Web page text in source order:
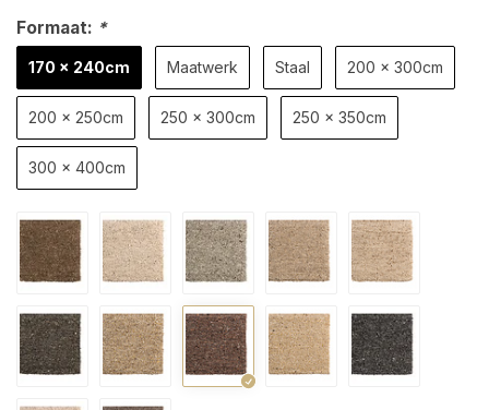
Formaat: *
170 x 240cm Maatwerk Staal 200 x 300cm
200 x 250cm 250 x 300cm 250 x 350cm
300 x 400cm